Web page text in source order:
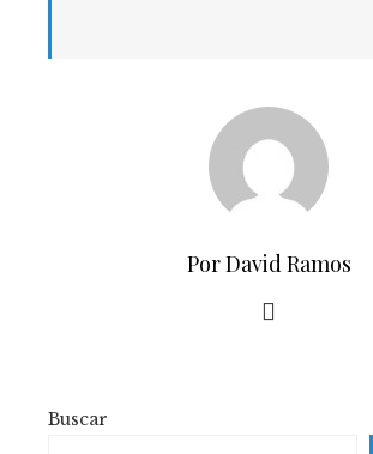
Por David Ramos
Buscar